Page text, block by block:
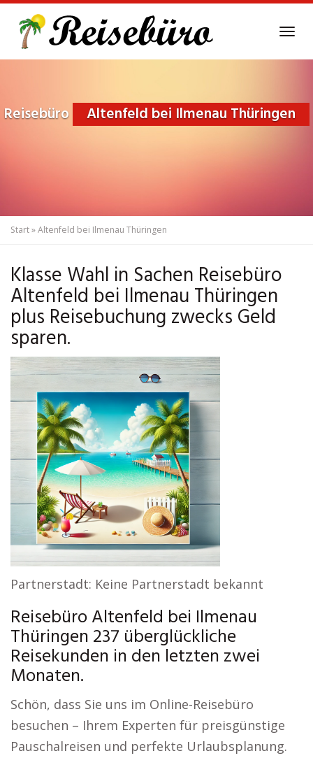
main
Reisebüro Altenfeld bei Ilmenau Thüringen
Start»Altenfeld bei Ilmenau Thüringen
Klasse Wahl in Sachen Reisebüro
Altenfeld bei Ilmenau Thüringen
plus Reisebuchung zwecks Geld
sparen.
Partnerstadt: Keine Partnerstadt bekannt
Reisebüro Altenfeld bei Ilmenau
Thüringen 237 überglückliche
Reisekunden in den letzten zwei
Monaten.
Schön, dass Sie uns im Online-Reisebüro
besuchen – Ihrem Experten für preisgünstige
Pauschalreisen und perfekte Urlaubsplanung.